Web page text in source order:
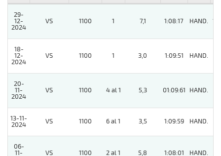
29-
12-
2024
VS 1100 1 7,1 1:08:17 HAND. 13
18-
12-
2024
VS 1100 1 3,0 1:09:51 HAND.
20-
11-
2024
VS 1100 4 al 1 5,3 01:09:61 HAND.
13-11-
2024
VS 1100 6 al 1 3,5 1:09:59 HAND.
06-
11-
VS 1100 2 al 1 5,8 1:08:01 HAND.